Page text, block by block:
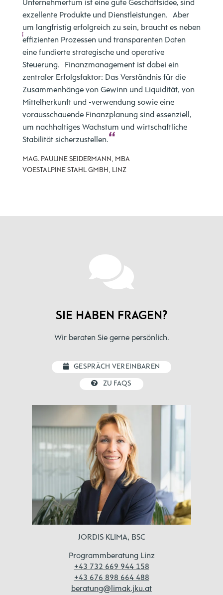
Unternehmertum ist eine gute Geschäftsidee, sind
exzellente Produkte und Dienstleistungen. Aber
um langfristig erfolgreich zu sein, braucht es neben
effizienten Prozessen und transparenten Daten
eine fundierte strategische und operative
Steuerung. Finanzmanagement ist dabei ein
zentraler Erfolgsfaktor: Das Verständnis für die
Zusammenhänge von Gewinn und Liquidität, von
Mittelherkunft und -verwendung sowie eine
vorausschauende Finanzplanung sind essenziell,
um nachhaltiges Wachstum und wirtschaftliche
Stabilität sicherzustellen.
MAG. PAULINE SEIDERMANN, MBA
VOESTALPINE STAHL GMBH, LINZ
SIE HABEN FRAGEN?
Wir beraten Sie gerne persönlich.
GESPRÄCH VEREINBAREN
ZU FAQS
JORDIS KLIMA, BSC
Programmberatung Linz
+43 732 669 944 158
+43 676 898 664 488
beratung@limak.jku.at